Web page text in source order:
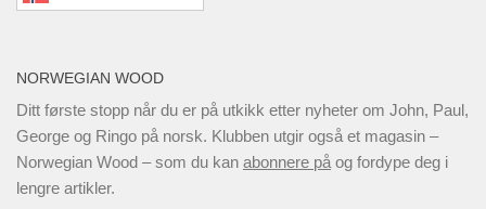
NORWEGIAN WOOD
Ditt første stopp når du er på utkikk etter nyheter om John, Paul,
George og Ringo på norsk. Klubben utgir også et magasin –
Norwegian Wood – som du kan abonnere på og fordype deg i
lengre artikler.